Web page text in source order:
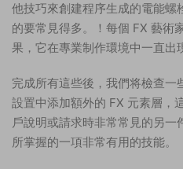
他技巧來創建程序生成的電能螺
的要常見得多。！每個 FX 藝術
果，它在專業制作環境中一直出
完成所有這些後，我們将檢查一
設置中添加額外的 FX 元素層，
戶說明或請求時非常常見的另
所掌握的一項非常有用的技能。